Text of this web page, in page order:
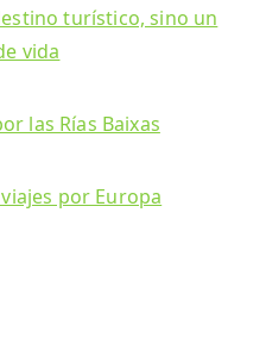
turístico, sino un
vida
las Rías Baixas
por Europa